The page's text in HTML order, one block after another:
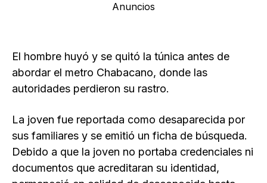
Anuncios
El hombre huyó y se quitó la túnica antes de
abordar el metro Chabacano, donde las
autoridades perdieron su rastro.
La joven fue reportada como desaparecida por
sus familiares y se emitió un ficha de búsqueda.
Debido a que la joven no portaba credenciales ni
documentos que acreditaran su identidad,